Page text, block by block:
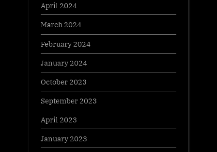
April 2024
March 2024
February 2024
January 2024
October 2023
September 2023
April 2023
January 2023